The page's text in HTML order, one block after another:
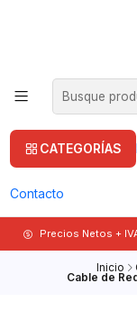
CATEGORÍAS
Contacto
Precios Netos +
Inicio
Cable de